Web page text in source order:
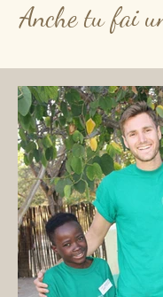
Anche tu fai